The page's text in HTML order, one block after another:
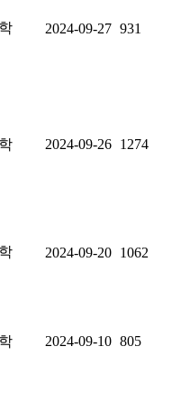
2024-09-27 931
2024-09-26 1274
2024-09-20 1062
2024-09-10 805